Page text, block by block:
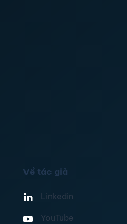
Về tác giả
Linkedin
YouTube